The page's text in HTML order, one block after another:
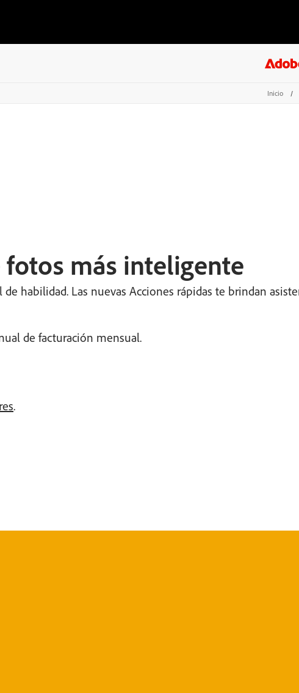
Inicio /
más inteligente
habilidad. Las nuevas Acciones rápidas te brindan
de facturación mensual.
.